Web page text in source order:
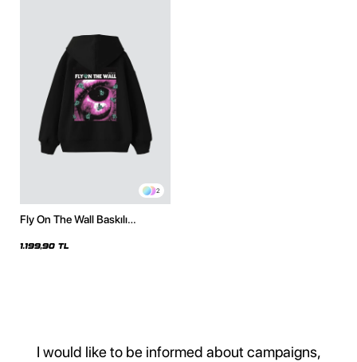
2
Fly On The Wall Baskılı
1.199,90 TL
I would like to be informed about campaigns,